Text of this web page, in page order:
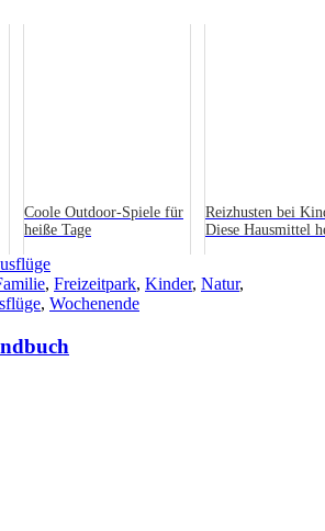
Coole Outdoor-Spiele für
heiße Tage
Reizhusten bei
Diese Hausmittel
, Freizeitpark, Kinder, Natur,
, Wochenende